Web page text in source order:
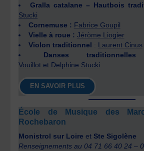
Gralla catalane – Hautbois
Stucki
Cornemuse : Fabrice Goupil
Vielle à roue : Jéròme Liogier
Violon traditionnel : Laurent Cinus
Danses
Vouillot et Delphine Stucki
EN SAVOIR PLUS
École de Musique des
Rochebaron
Monistrol sur Loire et Ste Sigolène
Renseignements au 04 71 66 40 24 –